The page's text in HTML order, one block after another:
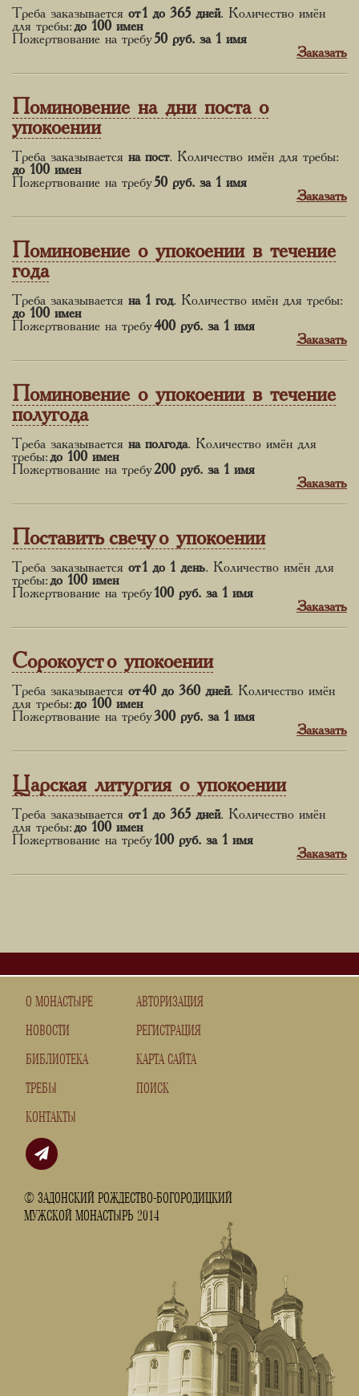
Треба заказывается от 1 до 365 дней. Количество имён
для требы: до 100 имен
Пожертвование на требу50 руб. за 1 имя
Заказать
Поминовение на дни поста о
упокоении
Треба заказывается на пост. Количество имён для требы:
до 100 имен
Пожертвование на требу50 руб. за 1 имя
Заказать
Поминовение о упокоении в течение
года
Треба заказывается на 1 год. Количество имён для требы:
до 100 имен
Пожертвование на требу400 руб. за 1 имя
Заказать
Поминовение о упокоении в течение
полугода
Треба заказывается на полгода. Количество имён для
требы: до 100 имен
Пожертвование на требу200 руб. за 1 имя
Заказать
Поставить свечу о упокоении
Треба заказывается от 1 до 1 день. Количество имён для
требы: до 100 имен
Пожертвование на требу100 руб. за 1 имя
Заказать
Сорокоуст о упокоении
Треба заказывается от 40 до 360 дней. Количество имён
для требы: до 100 имен
Пожертвование на требу300 руб. за 1 имя
Заказать
Царская литургия о упокоении
Треба заказывается от 1 до 365 дней. Количество имён
для требы: до 100 имен
Пожертвование на требу100 руб. за 1 имя
Заказать
О МОНАСТЫРЕ
НОВОСТИ
БИБЛИОТЕКА
ТРЕБЫ
КОНТАКТЫ
© ЗАДОНСКИЙ РОЖДЕСТВО-БОГОРОДИЦКИЙ
МУЖСКОЙ МОНАСТЫРЬ 2014
АВТОРИЗАЦИЯ
РЕГИСТРАЦИЯ
КАРТА САЙТА
ПОИСК